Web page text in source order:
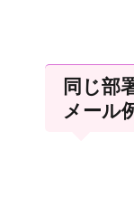
同じ部
メール